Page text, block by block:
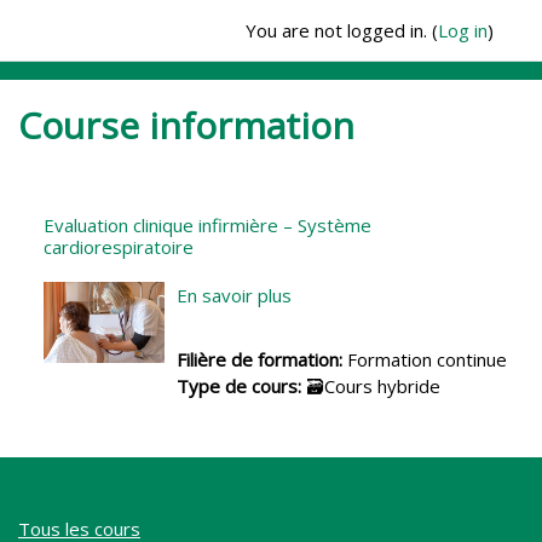
You are not logged in. (Log in)
Course information
Evaluation clinique infirmière – Système
cardiorespiratoire
En savoir plus
Filière de formation: Formation continue
Type de cours: 🗃️Cours hybride
Tous les cours